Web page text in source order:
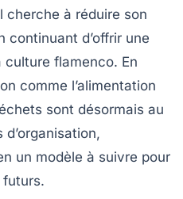
cherche à réduire son
continuant d’offrir une
flamenco. En
comme l’alimentation
sont désormais au
un modèle à suivre pour